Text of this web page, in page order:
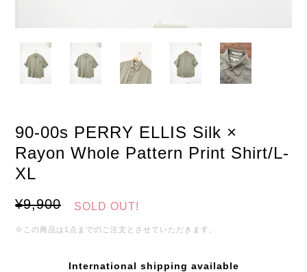
90-00s PERRY ELLIS Silk ×
Rayon Whole Pattern Print Shirt/L-
XL
¥9,900 SOLD OUT!
※この商品は1点までのご注文とさせていただきます。
International shipping available